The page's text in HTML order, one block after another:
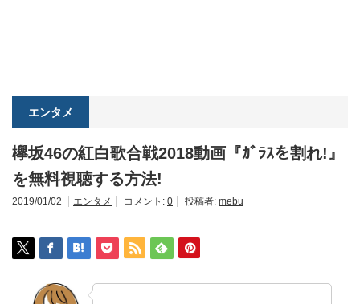
エンタメ
欅坂46の紅白歌合戦2018動画『ｶﾞﾗｽを割れ!』
を無料視聴する方法!
2019/01/02 エンタメ コメント: 0 投稿者: mebu